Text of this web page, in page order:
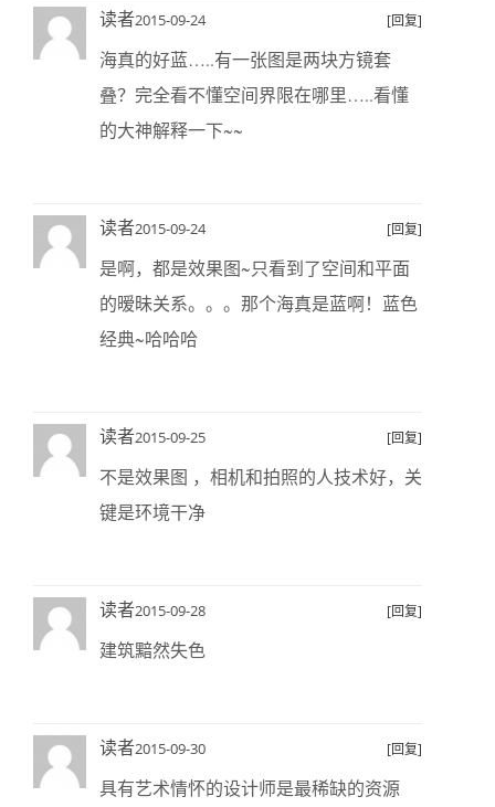
读者2015-09-24 [回复]
海真的好蓝…..有一张图是两块方镜套
叠？完全看不懂空间界限在哪里…..看懂
的大神解释一下~~
读者2015-09-24 [回复]
是啊，都是效果图~只看到了空间和平面
的暧昧关系。。。那个海真是蓝啊！蓝色
经典~哈哈哈
读者2015-09-25 [回复]
不是效果图 ，相机和拍照的人技术好，关
键是环境干净
读者2015-09-28 [回复]
建筑黯然失色
读者2015-09-30 [回复]
具有艺术情怀的设计师是最稀缺的资源